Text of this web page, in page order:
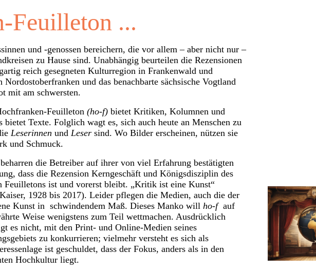
Feuilleton ...
und -genossen bereichern, die vor allem – aber nicht nur –
zu Hause sind. Unabhängig beurteilen die Rezensionen
reich gesegneten Kulturregion in Frankenwald und
und das benachbarte sächsische Vogtland
mit am schwersten.
Feuilleton (ho-f) bietet Kritiken, Kolumnen und
bietet Texte. Folglich wagt es, sich auch heute an Menschen zu
Leserinnen und Leser sind. Wo Bilder erscheinen, nützen sie
und Schmuck.
die Betreiber auf ihrer von viel Erfahrung bestätigten
dass die Rezension Kerngeschäft und Königsdisziplin des
Feuilletons ist und vorerst bleibt. „Kritik ist eine Kunst“
1928 bis 2017). Leider pflegen die Medien, auch die der
Kunst in schwindendem Maß. Dieses Manko will ho-fauf
Weise wenigstens zum Teil wettmachen. Ausdrücklich
es nicht, mit den Print- und Online-Medien seines
zu konkurrieren; vielmehr versteht es sich als
ist geschuldet, dass der Fokus, anders als in den
Hochkultur liegt.